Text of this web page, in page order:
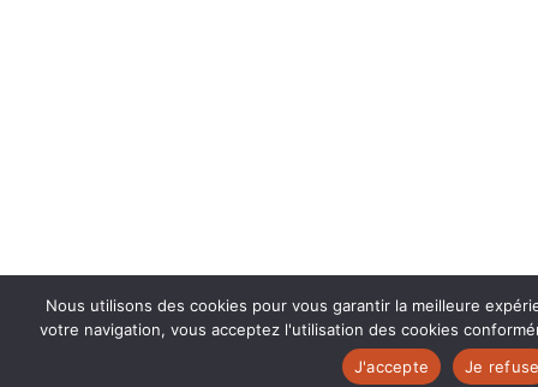
Nous utilisons des cookies pour vous garantir la meilleure
votre navigation, vous acceptez l'utilisation des cookies
J'accepte
Je